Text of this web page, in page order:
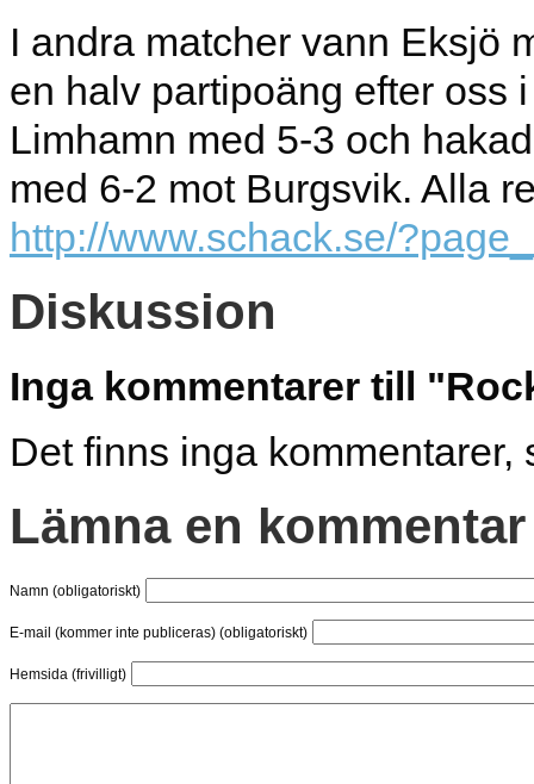
I andra matcher vann Eksjö
en halv partipoäng efter oss
Limhamn med 5-3 och
med 6-2 mot Burgsvik. Alla
http://www.schack.se/
Diskussion
Inga kommentarer till
Det finns inga kommentarer,
Lämna en kommentar
Namn (obligatoriskt)
E-mail (kommer inte publiceras) (obligatoriskt)
Hemsida (frivilligt)